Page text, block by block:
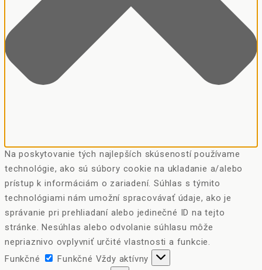
Na poskytovanie tých najlepších skúseností používame
technológie, ako sú súbory cookie na ukladanie a/alebo
prístup k informáciám o zariadení. Súhlas s týmito
technológiami nám umožní spracovávať údaje, ako je
správanie pri prehliadaní alebo jedinečné ID na tejto
stránke. Nesúhlas alebo odvolanie súhlasu môže
nepriaznivo ovplyvniť určité vlastnosti a funkcie.
Funkčné
Funkčné Vždy aktívny